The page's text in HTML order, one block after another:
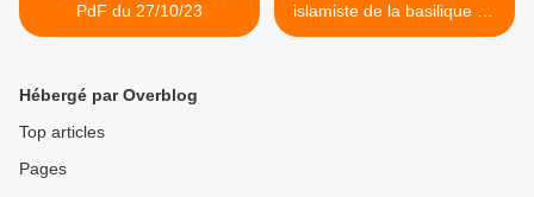
PdF du 27/10/23
islamiste de la basilique de
Nice >
Hébergé par Overblog
Top articles
Pages